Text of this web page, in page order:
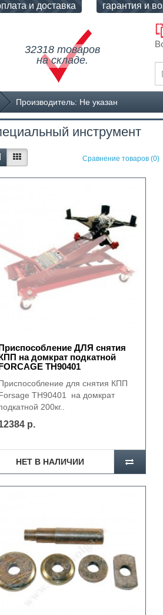
и доставка гарантия и
32318 товаров
на складе.
Производитель: Не указан
инструмент
Сравнение товаров (0)
Приспособление ДЛЯ снятия
КПП на домкрат подкатной
FORCAGE TH90401
для снятия КПП
TH90401 на домкрат
200кг..
р.
НЕТ В НАЛИЧИИ